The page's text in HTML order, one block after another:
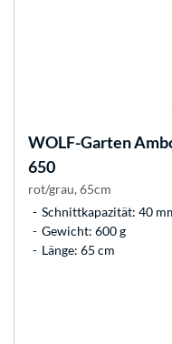
WOLF-Garten
650
rot/grau, 65cm
Schnittkapazität: 40
Gewicht: 600 g
Länge: 65 cm